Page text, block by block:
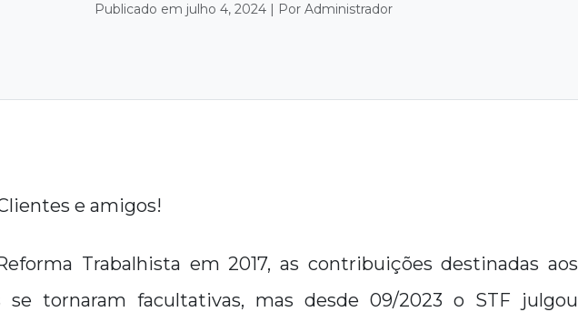
Publicado em julho 4, 2024 | Por Administrador
e amigos!
Trabalhista em 2017, as contribuições destinadas aos
se tornaram facultativas, mas desde 09/2023 o STF julgou